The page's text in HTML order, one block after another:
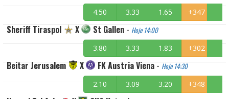
4.50 3.33 1.65 +347
Sheriff Tiraspol X St Gallen - Hoje 14:00
3.80 3.33 1.83 +302
Beitar Jerusalem X FK Austria Viena - Hoje 14:30
2.10 3.09 3.20 +348